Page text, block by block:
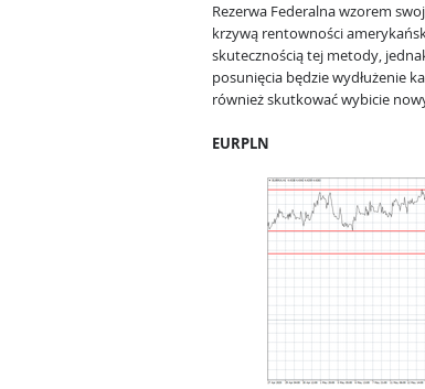
Rezerwa Federalna wzorem
krzywą rentowności
skutecznością tej metody,
posunięcia będzie wydłużenie
również skutkować wybicie
EURPLN